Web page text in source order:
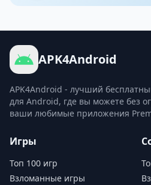
APK4Android
APK4Android - лучший
для Android, где вы можете без
ваши любимые приложения
Игры
Топ 100 игр
Взломанные игры